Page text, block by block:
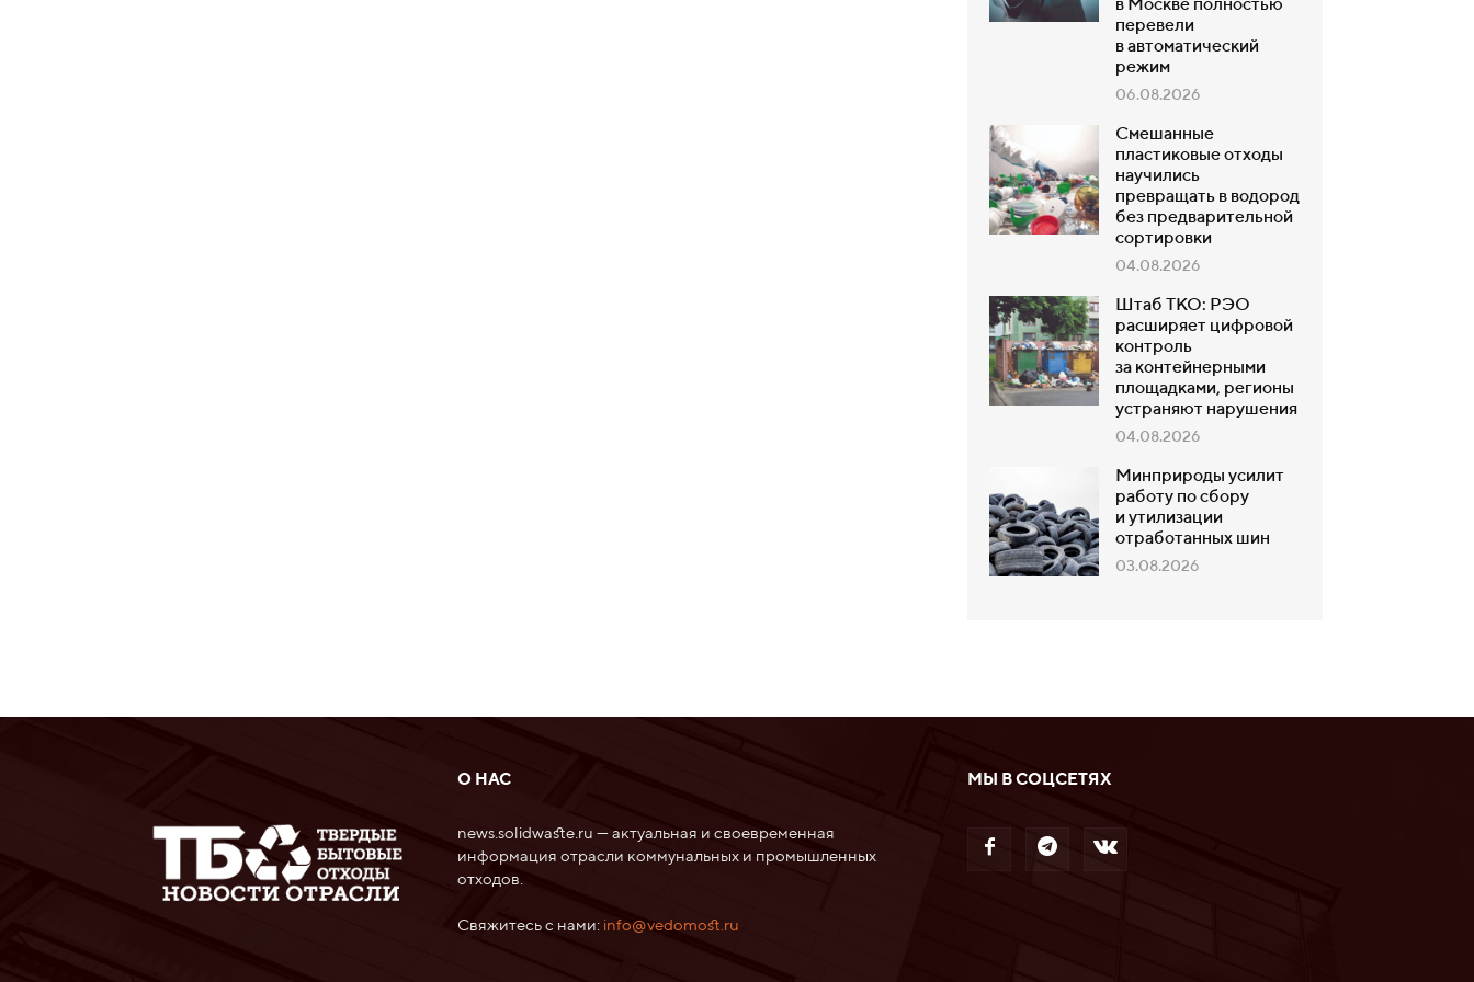
в Москве полностью
перевели
в автоматический
режим
06.08.2026
Смешанные
пластиковые отходы
научились
превращать в водород
без предварительной
сортировки
04.08.2026
Штаб ТКО: РЭО
расширяет цифровой
контроль
за контейнерными
площадками, регионы
устраняют нарушения
04.08.2026
Минприроды усилит
работу по сбору
и утилизации
отработанных шин
03.08.2026
О НАС
news.solidwaste.ru — актуальная и своевременная
информация отрасли коммунальных и промышленных
отходов.
Свяжитесь с нами: info@vedomost.ru
МЫ В СОЦСЕТЯХ